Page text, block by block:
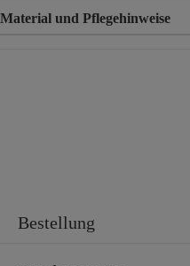
Material und Pflegehinweise
Bestellung